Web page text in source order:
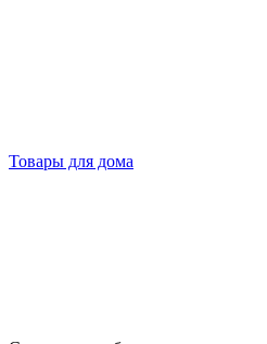
Товары для дома